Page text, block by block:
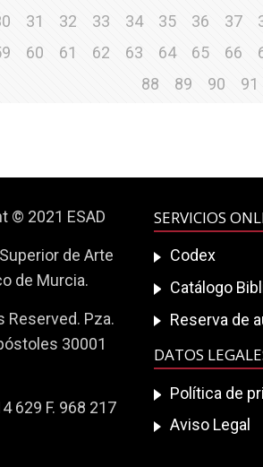
31 32 33 34 35 36 37
60 61 62 63 64 65 66
88
89 90 91
© 2021 ESAD
de Arte
de Murcia.
Reserved. Pza.
30001
629 F. 968 217
SERVICIOS
Codex
Catálogo
Reserva de
DATOS
Política de
Aviso Legal